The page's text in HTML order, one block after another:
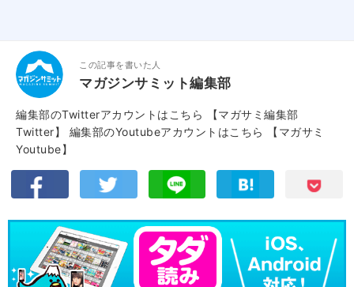
この記事を書いた人
マガジンサミット編集部
編集部のTwitterアカウントはこちら
【マガサミ編集部
Twitter】
編集部のYoutubeアカウントはこちら
【マガサミ
Youtube】